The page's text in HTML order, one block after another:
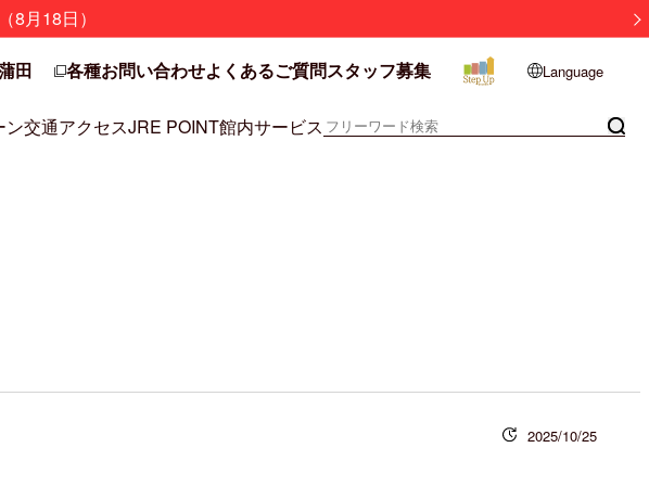
8月18日）
田 各種お問い合わせよくあるご質問スタッフ募集 Language
ン交通アクセスJRE POINT館内サービス
2025/10/25